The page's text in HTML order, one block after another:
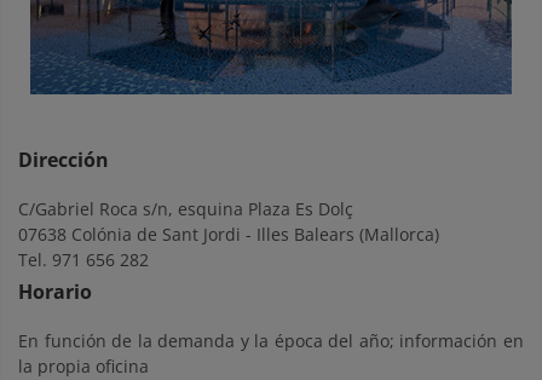
Dirección
C/Gabriel Roca s/n, esquina Plaza Es Dolç
07638 Colónia de Sant Jordi - Illes Balears (Mallorca)
Tel. 971 656 282
Horario
En función de la demanda y la época del año; información en
la propia oficina